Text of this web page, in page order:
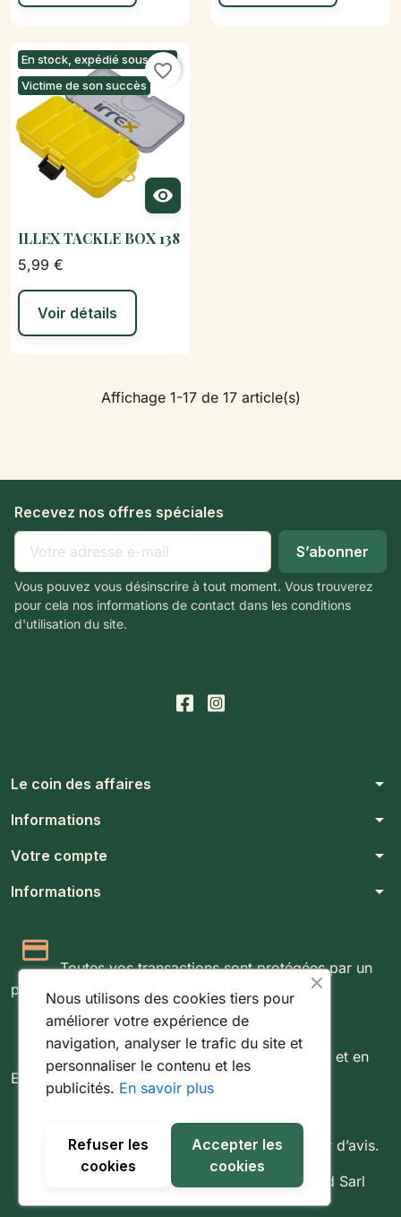
En stock, expédié sous 24h
Victime de son succès

favorite_border
ILLEX TACKLE BOX 138
5,99 €
Voir détails
Affichage 1-17 de 17 article(s)
Recevez nos offres spéciales
Vous pouvez vous désinscrire à tout moment. Vous trouverez
pour cela nos informations de contact dans les conditions
d'utilisation du site.
Le coin des affaires arrow_drop_down
Informations arrow_drop_down
Votre compte arrow_drop_down
Informations arrow_drop_down
Toutes vos transactions sont protégées par un
protocole SSL 256 bits.
Expédition rapide & suivie
Livraison rapide partout au Luxembourg et en
Europe.
Retours simples sous 14 jours
Vous disposez de 14 jours pour changer d’avis.
© 2026 - Tout droit réservé à Fishing World Sarl
Nous utilisons des cookies tiers pour
améliorer votre expérience de
navigation, analyser le trafic du site et
personnaliser le contenu et les
publicités. En savoir plus
Accepter les
cookies
Refuser les
cookies